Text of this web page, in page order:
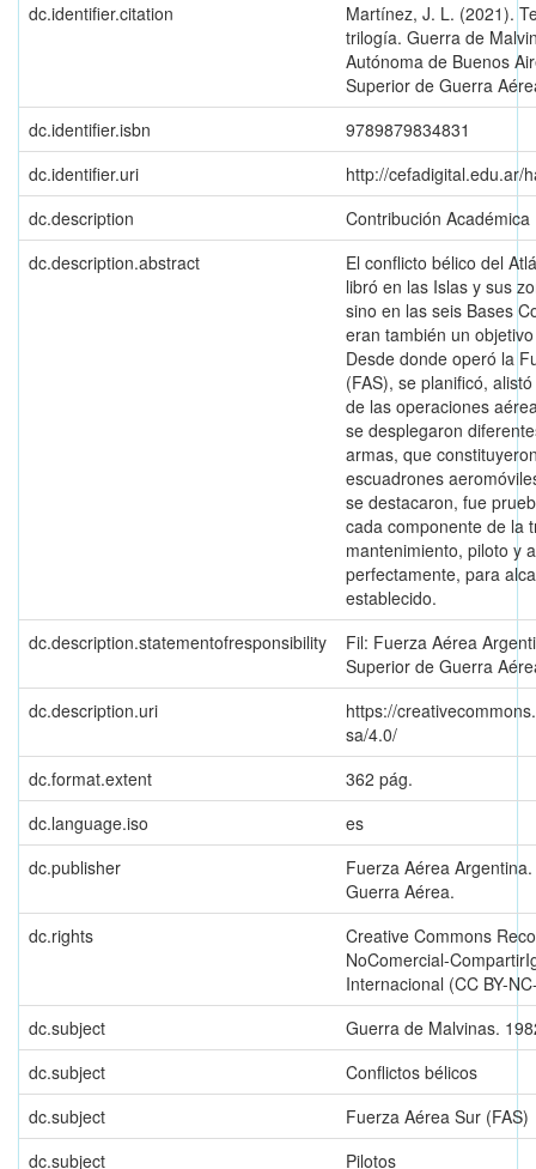
dc.identifier.citation
Martínez, J. L. (2021).
trilogía. Guerra de
Autónoma de Buenos
Superior de Guerra
dc.identifier.isbn
9789879834831
dc.identifier.uri
http://cefadigital.edu.ar/
dc.description
Contribución Académica
dc.description.abstract
El conflicto bélico del
libró en las Islas y sus
sino en las seis Bases
eran también un
Desde donde operó la
(FAS), se planificó,
de las operaciones
se desplegaron
armas, que
escuadrones
se destacaron, fue
cada componente de la
mantenimiento, piloto y
perfectamente, para
establecido.
dc.description.statementofresponsibility
Fil: Fuerza Aérea
Superior de Guerra
dc.description.uri
https://
sa/4.0/
dc.format.extent
362 pág.
dc.language.iso
es
dc.publisher
Fuerza Aérea
Guerra Aérea.
dc.rights
Creative Commons
NoComercial-
Internacional (CC BY-
dc.subject
Guerra de Malvinas.
dc.subject
Conflictos bélicos
dc.subject
Fuerza Aérea Sur (FAS)
dc.subject
Pilotos